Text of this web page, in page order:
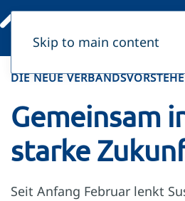
Skip to main content
DIE NEUE
Gemeinsam
starke
Seit Anfang Februar lenkt